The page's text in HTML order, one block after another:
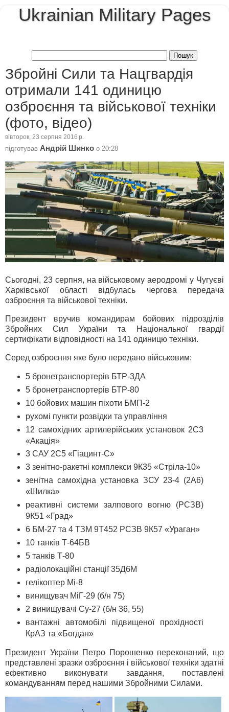
Ukrainian Military Pages
Збройні Сили та Нацгвардія
отримали 141 одиницю
озброєння та військової техніки
(фото, відео)
вівторок, 23 серпня 2016 р.
підготував Андрій Шинко о 20:28
Сьогодні, 23 серпня, на військовому аеродромі у Чугуєві
Харківської області відбулась чергова передача
озброєння та військової техніки.
Президент вручив командирам бойових підрозділів
Збройних Сил України та Національної гвардії
сертифікати відповідності на 141 одиницю техніки.
Серед озброєння яке було передано військовим:
5 бронетранспортерів БТР-3ДА
5 бронетранспортерів БТР-80
10 бойових машин піхоти БМП-2
рухомі пункти розвідки та управління
12 самохідних артилерійських установок 2С3
«Акація»
3 САУ 2С5 «Гіацинт-С»
3 зенітно-ракетні комплекси 9К35 «Стріла-10»
зенітна самохідна установка ЗСУ 23-4 (2А6)
«Шилка»
реактивні системи залпового вогню (РСЗВ)
9К51 «Град»
6 БМ-27 та 4 ТЗМ 9Т452 РСЗВ 9К57 «Ураган»
10 танків Т-64БВ
5 танків Т-80
радіолокаційні станції 35Д6М
гелікоптер Мі-8
винищувач МіГ-29 (б/н 75)
2 винищувачі Су-27 (б/н 36, 55)
вантажні автомобілі підвищеної прохідності
КрАЗ та «Богдан»
Президент України Петро Порошенко переконаний, що
представлені зразки озброєння і військової техніки здатні
ефективно виконувати завдання, поставлені
командуванням перед нашими Збройними Силами.